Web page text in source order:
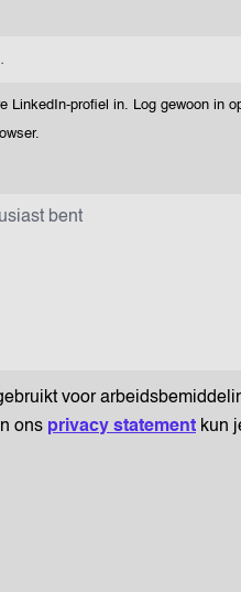
LinkedIn-profiel in. Log gewoon in
voor
ons privacy statement kun